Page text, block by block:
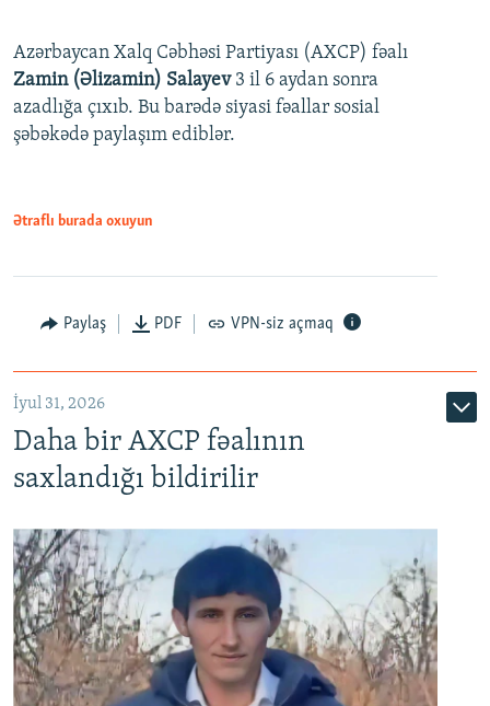
Azərbaycan Xalq Cəbhəsi Partiyası (AXCP) fəalı
Zamin (Əlizamin) Salayev 3 il 6 aydan sonra
azadlığa çıxıb. Bu barədə siyasi fəallar sosial
şəbəkədə paylaşım ediblər.
Ətraflı burada oxuyun
Paylaş PDF VPN-siz açmaq
İyul 31, 2026
Daha bir AXCP fəalının
saxlandığı bildirilir